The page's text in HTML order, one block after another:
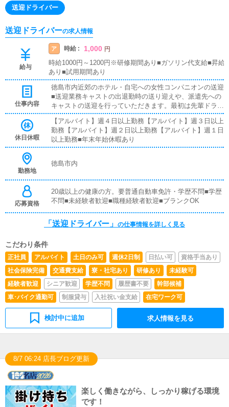
送迎ドライバー
送迎ドライバーの求人情報
給与
ア 時給 : 1,000 円
時給1000円～1200円※研修期間あり■ガソリン代支給■昇給
あり■試用期間あり
仕事内容
徳島市内近郊のホテル・自宅への女性コンパニオンの送迎
■送迎業務キャストの出退勤時の送り迎えや、派遣先への
キャストの送迎を行っていただきます。最初は先輩ドライ
バーと同乗して行動し、業務の流れを覚えていただきます
ので、未経験の方でも安心して働けます。お客様と対面で
接客をお願いすることはありません。ガソリン代・高速代
は支給します。■清掃業務送迎業務の空き時間に、事務所
使うお車の清掃もお願いします。
休日休暇
【アルバイト】週４日以上勤務【アルバイト】週３日以上
勤務【アルバイト】週２日以上勤務【アルバイト】週１日
以上勤務■年末年始休暇あり
勤務地
徳島市内
応募資格
20歳以上の健康の方。要普通自動車免許・学歴不問■学歴
不問■未経験者歓迎■職種経験者歓迎■ブランクOK
「送迎ドライバー」 の仕事情報を詳しく見る
こだわり条件
正社員 アルバイト 土日のみ可 週休2日制 日払い可
資格手当あり
社会保険完備
交通費支給 寮・社宅あり 研修あり
未経験可
経験者歓迎
シニア歓迎 学歴不問 履歴書不要
幹部候補
車･バイク通勤可
制服貸与 入社祝い金支給 在宅ワーク可
検討中に追加 求人情報を見る
8/7 06:24 店長ブログ更新
楽しく働きながら、しっかり稼げる環境
です！